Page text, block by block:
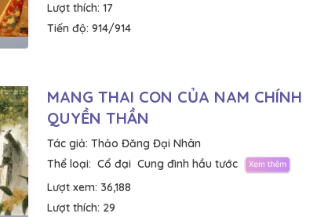
Lượt thích: 17
Tiến độ: 914/914
MANG THAI CON CỦA NAM CHÍNH
QUYỀN THẦN
Tác giả: Thảo Đăng Đại Nhân
Thể loại: Cổ đại Cung đình hầu tước
Lượt xem: 36,188
Lượt thích: 29